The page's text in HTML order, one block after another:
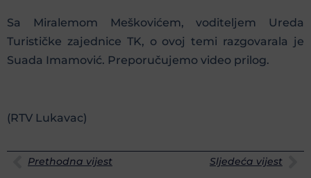
Sa Miralemom Meškovićem, voditeljem Ureda
Turističke zajednice TK, o ovoj temi razgovarala je
Suada Imamović. Preporučujemo video prilog.
(RTV Lukavac)
Prethodna vijest Sljedeća vijest